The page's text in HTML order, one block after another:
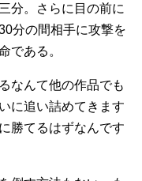
分。さらに目の前に
分の間相手に攻撃を
である。
なんて他の作品でも
に追い詰めてきます
勝てるはずなんです